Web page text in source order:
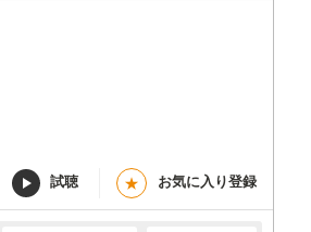
試聴 ★ お気に入り登録